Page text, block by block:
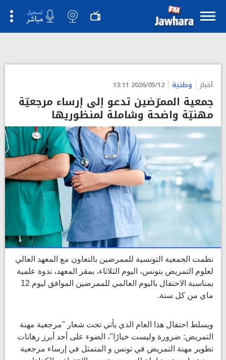
أخبار وطنية 2026/05/12 13:11
جمعية الممرّضين تدعو إلى إرساء مرجعيّة
مهنيّة واضحة وشاملة لمنظوريها
نظمت الجمعية التونسية للممرضين بالتعاون مع المعهد العالي
لعلوم التمريض بتونس، اليوم الثلاثاء، بمقر المعهد، ندوة علمية
بمناسبة الاحتفال باليوم العالمي للممرضين الموافق ليوم 12
ماي من كل سنة.
ويسلط احتفال هذا العام الذي يأتي تحت شعار "مرجعية مهنة
التمريض: ضرورة وليست خيارًا"، الضوء على أحد أبرز رهانات
تطوير مهنة التمريض في تونس و المتمثل في إرساء مرجعية